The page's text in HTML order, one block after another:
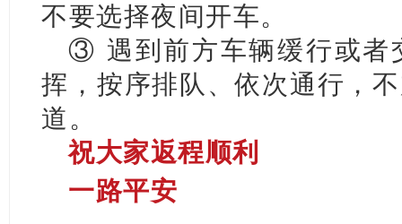
不要选择夜间开车。
③ 遇到前方车辆缓行或者
挥，按序排队、依次通行，
道。
祝大家返程顺利
一路平安